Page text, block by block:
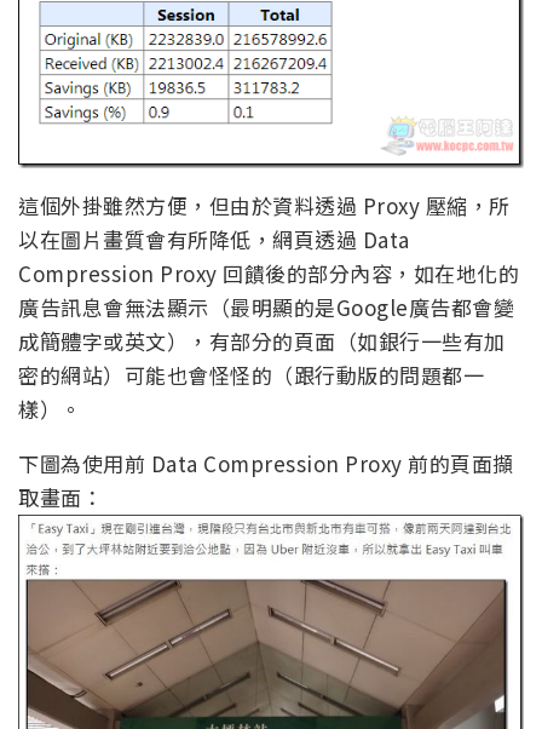
這個外掛雖然方便，但由於資料透過 Proxy 壓縮，所
以在圖片畫質會有所降低，網頁透過 Data
Compression Proxy 回饋後的部分內容，如在地化的
廣告訊息會無法顯示（最明顯的是Google廣告都會變
成簡體字或英文），有部分的頁面（如銀行一些有加
密的網站）可能也會怪怪的（跟行動版的問題都一
樣）。
下圖為使用前 Data Compression Proxy 前的頁面擷
取畫面：